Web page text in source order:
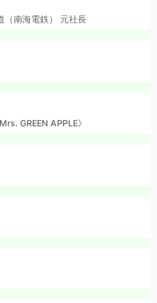
（南海電鉄） 元社長
GREEN APPLE》